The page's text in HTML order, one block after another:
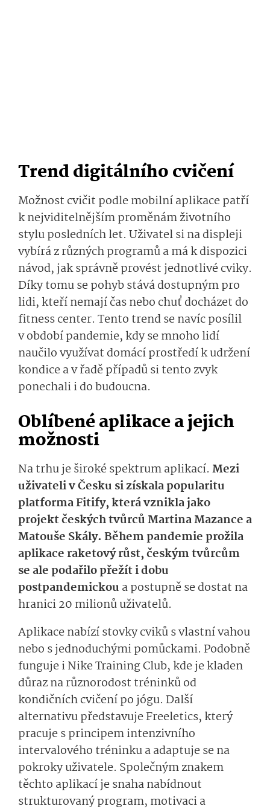
Trend digitálního cvičení
Možnost cvičit podle mobilní aplikace patří
k nejviditelnějším proměnám životního
stylu posledních let. Uživatel si na displeji
vybírá z různých programů a má k dispozici
návod, jak správně provést jednotlivé cviky.
Díky tomu se pohyb stává dostupným pro
lidi, kteří nemají čas nebo chuť docházet do
fitness center. Tento trend se navíc posílil
v období pandemie, kdy se mnoho lidí
naučilo využívat domácí prostředí k udržení
kondice a v řadě případů si tento zvyk
ponechali i do budoucna.
Oblíbené aplikace a jejich
možnosti
Na trhu je široké spektrum aplikací. Mezi
uživateli v Česku si získala popularitu
platforma Fitify, která vznikla jako
projekt českých tvůrců Martina Mazance a
Matouše Skály. Během pandemie prožila
aplikace raketový růst, českým tvůrcům
se ale podařilo přežít i dobu
postpandemickou a postupně se dostat na
hranici 20 milionů uživatelů.
Aplikace nabízí stovky cviků s vlastní vahou
nebo s jednoduchými pomůckami. Podobně
funguje i Nike Training Club, kde je kladen
důraz na různorodost tréninků od
kondičních cvičení po jógu. Další
alternativu představuje Freeletics, který
pracuje s principem intenzivního
intervalového tréninku a adaptuje se na
pokroky uživatele. Společným znakem
těchto aplikací je snaha nabídnout
strukturovaný program, motivaci a